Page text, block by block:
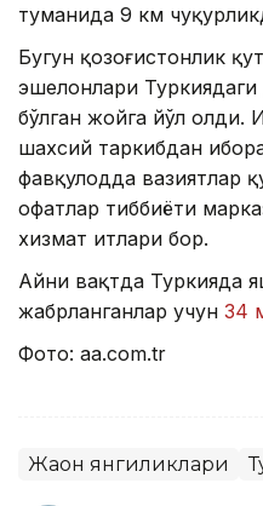
туманида 9 км
Бугун қозоғистонлик
эшелонлари Туркиядаги
бўлган жойга йўл олди.
шахсий таркибдан
фавқулодда вазиятлар
офатлар тиббиёти
хизмат итлари бор.
Айни вақтда Туркияда
жабрланганлар учун 34
Фото: аа.cоm.tr
Жаҳон янгиликлари